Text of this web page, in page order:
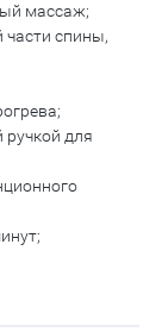
массаж;
спины,
ручкой для